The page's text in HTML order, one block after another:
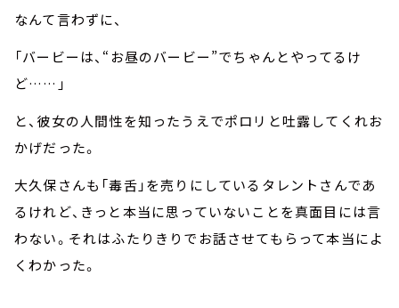
なんて言わずに、
「バービーは、“お昼のバービー”でちゃんとやってるけ
ど……」
と、彼女の人間性を知ったうえでポロリと吐露してくれお
かげだった。
大久保さんも「毒舌」を売りにしているタレントさんであ
るけれど、きっと本当に思っていないことを真面目には言
わない。それはふたりきりでお話させてもらって本当によ
くわかった。